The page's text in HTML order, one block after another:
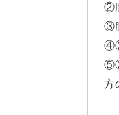
②
③
④③
⑤③
方